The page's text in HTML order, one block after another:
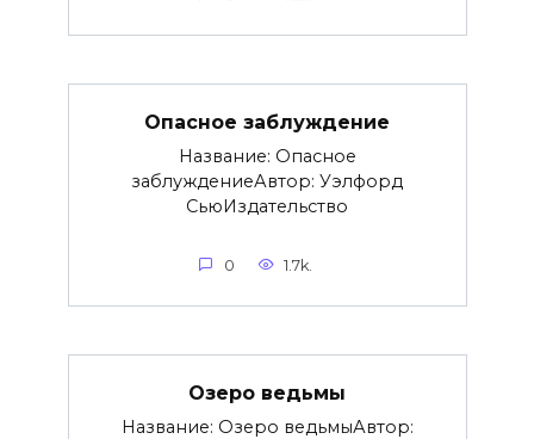
Опасное заблуждение
Название: Опасное
заблуждениеАвтор: Уэлфорд
СьюИздательство
0 1.7k.
Озеро ведьмы
Название: Озеро ведьмыАвтор: